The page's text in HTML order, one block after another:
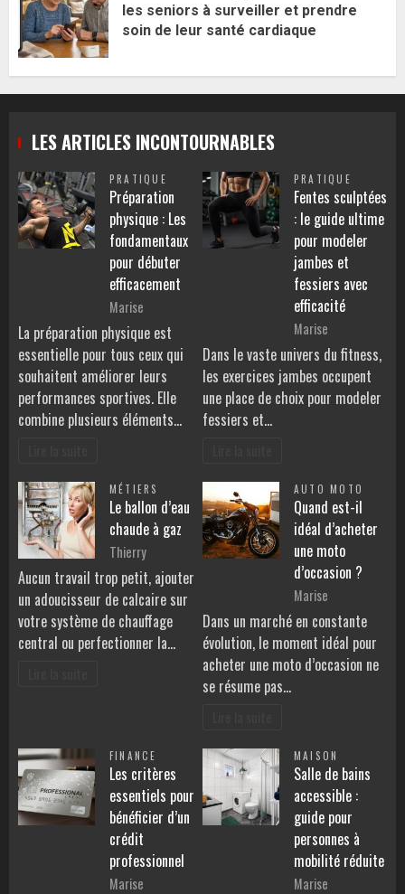
les seniors à surveiller et prendre
soin de leur santé cardiaque
LES ARTICLES INCONTOURNABLES
PRATIQUE
Préparation
physique : Les
fondamentaux
pour débuter
efficacement
Marise
La préparation physique est
essentielle pour tous ceux qui
souhaitent améliorer leurs
performances sportives. Elle
combine plusieurs éléments…
PRATIQUE
Fentes sculptées
: le guide ultime
pour modeler
jambes et
fessiers avec
efficacité
Marise
Dans le vaste univers du fitness,
les exercices jambes occupent
une place de choix pour modeler
fessiers et…
MÉTIERS
Le ballon d’eau
chaude à gaz
Thierry
Aucun travail trop petit, ajouter
un adoucisseur de calcaire sur
votre système de chauffage
central ou perfectionner la…
AUTO MOTO
Quand est-il
idéal d’acheter
une moto
d’occasion ?
Marise
Dans un marché en constante
évolution, le moment idéal pour
acheter une moto d’occasion ne
se résume pas…
FINANCE
Les critères
essentiels pour
bénéficier d’un
crédit
professionnel
Marise
MAISON
Salle de bains
accessible :
guide pour
personnes à
mobilité réduite
Marise